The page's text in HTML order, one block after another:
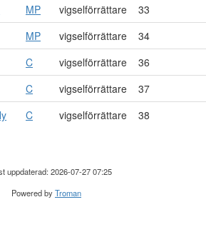
MP vigselförrättare
33
MP vigselförrättare
34
C vigselförrättare
36
C vigselförrättare
37
C vigselförrättare 38
uppdaterad: 2026-07-27 07:25
Powered byTroman